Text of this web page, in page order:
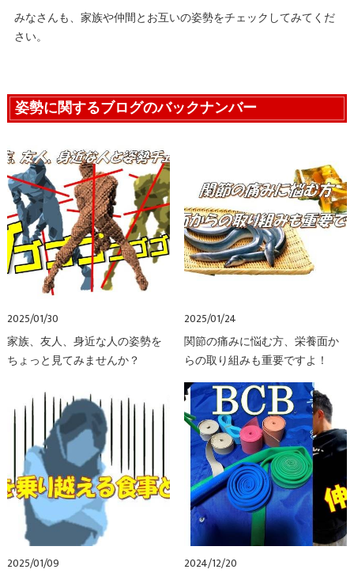
みなさんも、家族や仲間とお互いの姿勢をチェックしてみてくだ
さい。
姿勢に関するブログのバックナンバー
2025/01/30
家族、友人、身近な人の姿勢を
ちょっと見てみませんか？
2025/01/24
関節の痛みに悩む方、栄養面か
らの取り組みも重要ですよ！
2025/01/09
2024/12/20